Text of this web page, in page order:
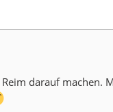
darauf machen.